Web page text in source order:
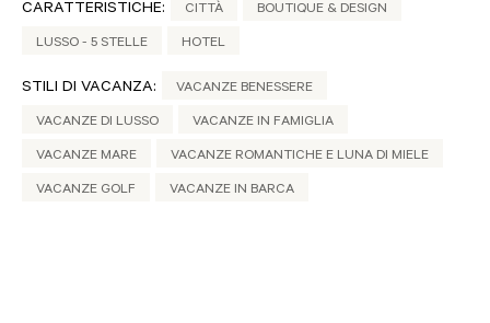
CARATTERISTICHE: CITTÀ BOUTIQUE & DESIGN
LUSSO - 5 STELLE HOTEL
STILI DI VACANZA: VACANZE BENESSERE
VACANZE DI LUSSO VACANZE IN FAMIGLIA
VACANZE MARE VACANZE ROMANTICHE E LUNA DI MIELE
VACANZE GOLF VACANZE IN BARCA